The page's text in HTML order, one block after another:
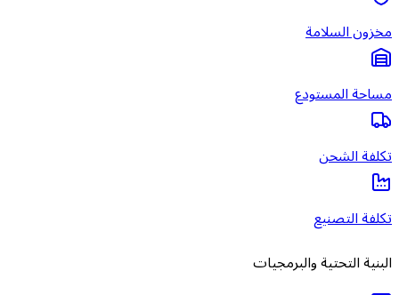
مخزون السلامة
مساحة المستودع
تكلفة الشحن
تكلفة التصنيع
البنية التحتية والبرمجيات